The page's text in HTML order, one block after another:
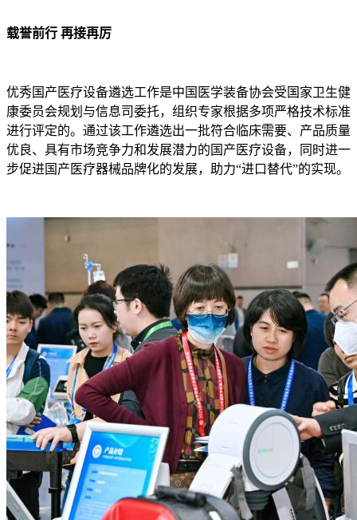
载誉前行 再接再厉
优秀国产医疗设备遴选工作是中国医学装备协会受国家卫生健
康委员会规划与信息司委托，组织专家根据多项严格技术标准
进行评定的。通过该工作遴选出一批符合临床需要、产品质量
优良、具有市场竞争力和发展潜力的国产医疗设备，同时进一
步促进国产医疗器械品牌化的发展，助力“进口替代”的实现。